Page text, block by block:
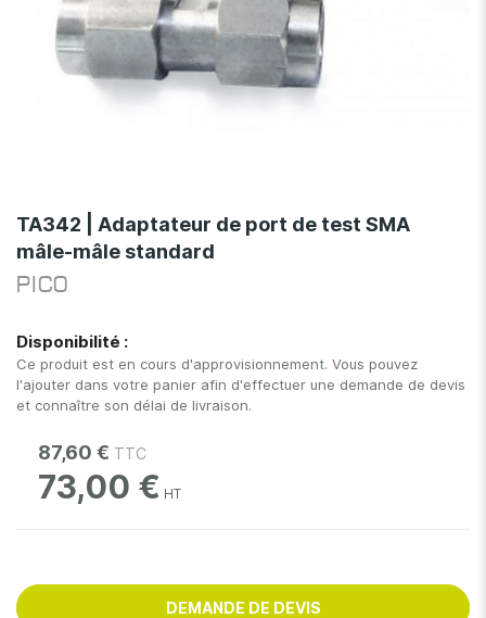
to
the
beginning
of
images
gallery
TA342 | Adaptateur de port de test SMA
mâle-mâle standard
PICO
Disponibilité :
Ce produit est en cours d'approvisionnement. Vous pouvez
l'ajouter dans votre panier afin d'effectuer une demande de devis
et connaître son délai de livraison.
87,60 €
73,00 €
DEMANDE DE DEVIS